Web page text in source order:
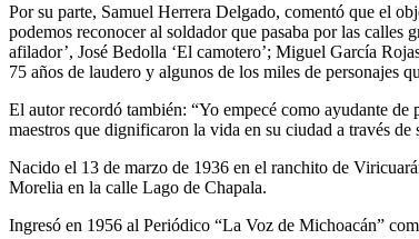
Por su parte, Samuel Herrera Delgado, comentó que el
podemos reconocer al soldador que pasaba por las calles
afilador’, José Bedolla ‘El camotero’; Miguel García
75 años de laudero y algunos de los miles de personajes
El autor recordó también: “Yo empecé como ayudante
maestros que dignificaron la vida en su ciudad a través de
Nacido el 13 de marzo de 1936 en el ranchito de
Morelia en la calle Lago de Chapala.
Ingresó en 1956 al Periódico “La Voz de Michoacán”